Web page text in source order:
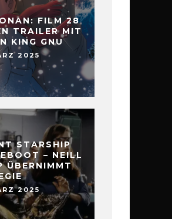
FILM 28
TRAILER MIT
KING GNU
2025
STARSHIP
– NEILL
ÜBERNIMMT
2025